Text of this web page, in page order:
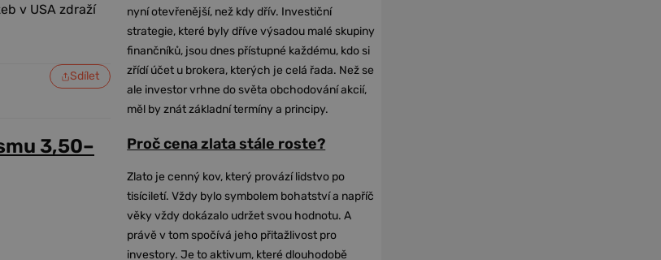
v USA zdraží
Sdílet
3,50–
nyní otevřenější, než kdy dřív. Investiční
strategie, které byly dříve výsadou malé skupiny
finančníků, jsou dnes přístupné každému, kdo si
zřídí účet u brokera, kterých je celá řada. Než se
ale investor vrhne do světa obchodování akcií,
měl by znát základní termíny a principy.
Proč cena zlata stále roste?
Zlato je cenný kov, který provází lidstvo po
tisíciletí. Vždy bylo symbolem bohatství a napříč
věky vždy dokázalo udržet svou hodnotu. A
právě v tom spočívá jeho přitažlivost pro
investory. Je to aktivum, které dlouhodobě